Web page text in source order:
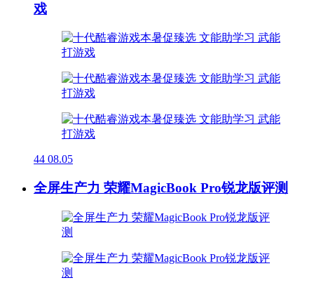
戏
44 08.05
全屏生产力 荣耀MagicBook Pro锐龙版评测